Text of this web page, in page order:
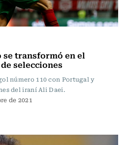
transformó en el
selecciones
número 110 con Portugal y
del iraní Ali Daei.
de 2021